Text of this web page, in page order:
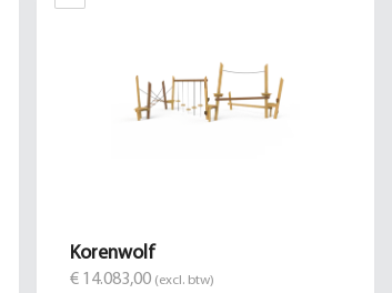
Korenwolf
€ 14.083,00 (excl. btw)